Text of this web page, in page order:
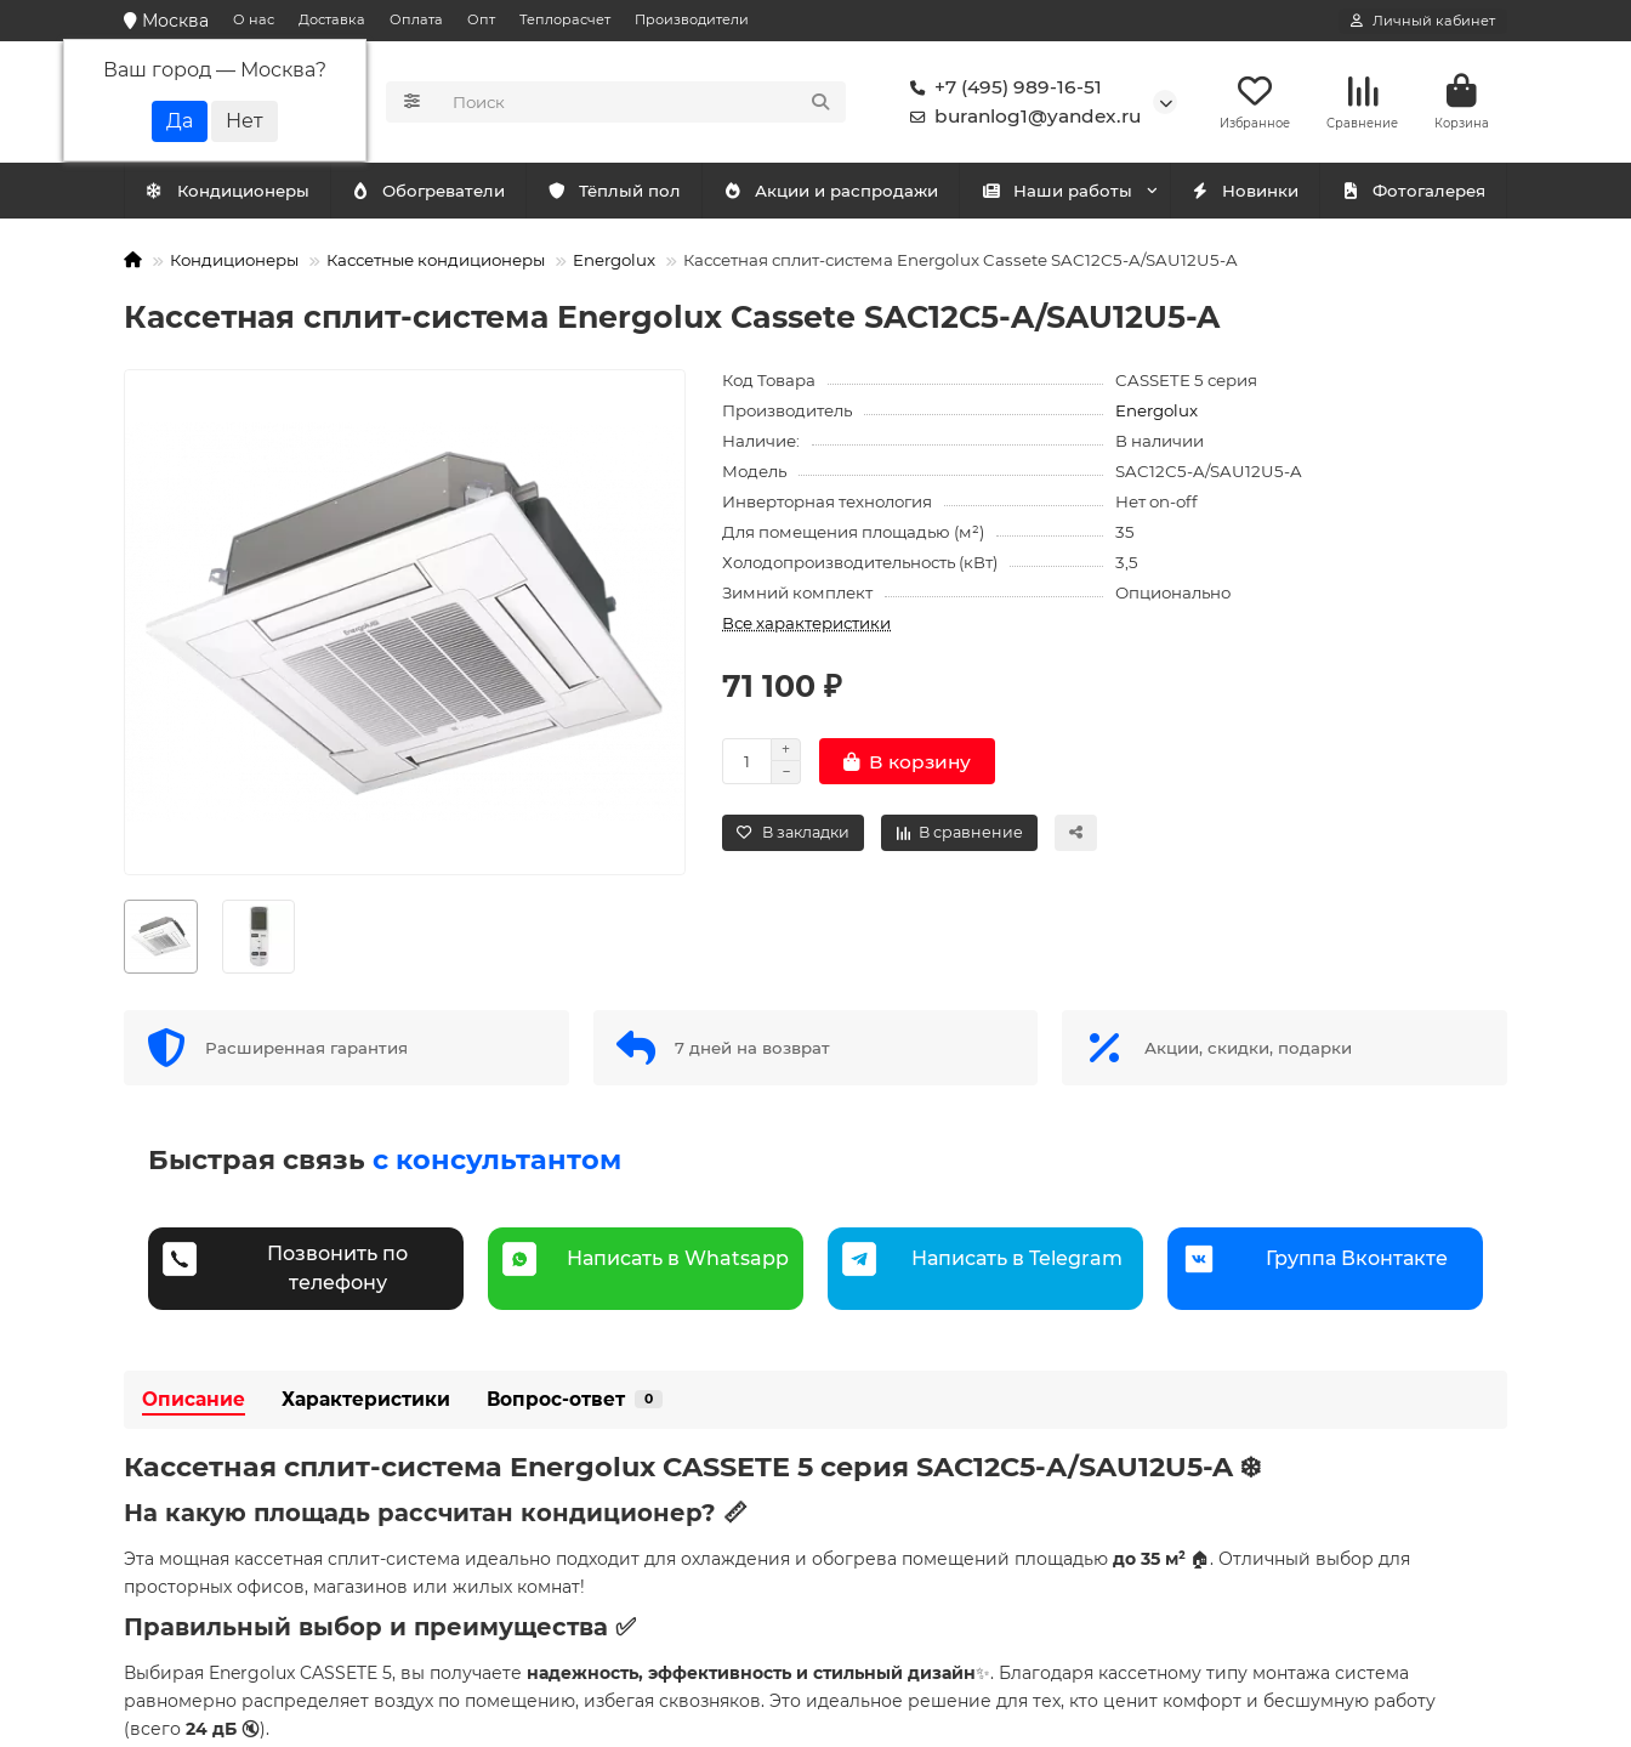
Москва
Ваш город — Москва?
О нас Доставка Оплата Опт Теплорасчет Производители Личный кабинет
+7 (495) 989-16-51
buranlog1@yandex.ru
Избранное Сравнение Корзина
Кондиционеры Обогреватели Тёплый пол Акции и распродажи Наши работы Новинки Фотогалерея
Кондиционеры Кассетные кондиционеры Energolux Кассетная сплит-система Energolux Cassete SAC12С5-A/SAU12U5-A
Кассетная сплит-система Energolux Cassete SAC12С5-A/SAU12U5-A
Код Товара
CASSETE 5 серия
Производитель
Energolux
Наличие:
В наличии
Модель
SAC12С5-A/SAU12U5-A
Инверторная технология
Нет on-off
Для помещения площадью (м²)
35
Холодопроизводительность (кВт)
3,5
Зимний комплект
Опционально
Все характеристики
71 100 ₽
В корзину
В закладки В сравнение
Расширенная гарантия 7 дней на возврат Акции, скидки, подарки
Быстрая связь с консультантом
Позвонить по
телефону
Написать в Whatsapp Написать в Telegram Группа Вконтакте
Описание Характеристики Вопрос-ответ 0
Кассетная сплит-система Energolux CASSETE 5 серия SAC12С5-A/SAU12U5-A ❄️
На какую площадь рассчитан кондиционер? 📏
Эта мощная кассетная сплит-система идеально подходит для охлаждения и обогрева помещений площадью до 35 м² 🏠. Отличный выбор для
просторных офисов, магазинов или жилых комнат!
Правильный выбор и преимущества ✅
Выбирая Energolux CASSETE 5, вы получаете надежность, эффективность и стильный дизайн✨. Благодаря кассетному типу монтажа система
равномерно распределяет воздух по помещению, избегая сквозняков. Это идеальное решение для тех, кто ценит комфорт и бесшумную работу
(всего 24 дБ 🔇).